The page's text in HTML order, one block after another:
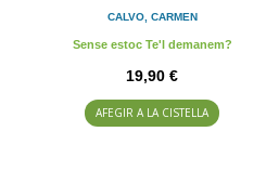
CALVO, CARMEN
Sense estoc Te'l demanem?
19,90 €
AFEGIR A LA CISTELLA